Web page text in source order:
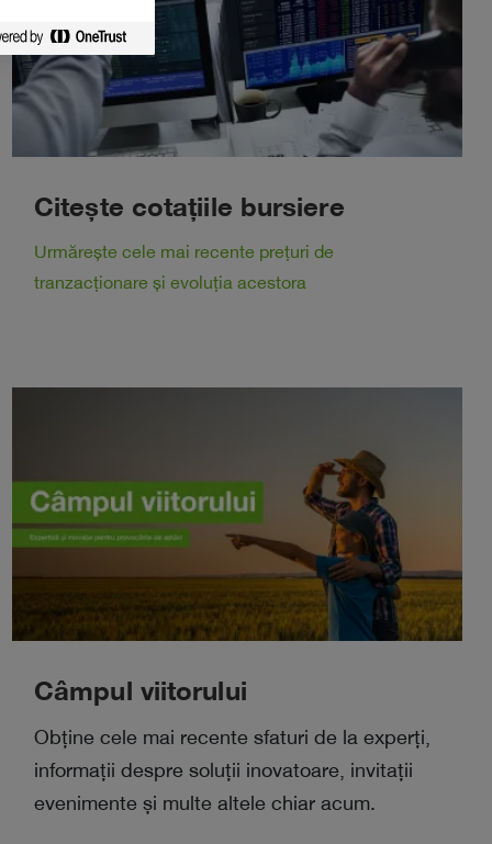
Citește cotațiile bursiere
Urmărește cele mai recente prețuri de
tranzacționare și evoluția acestora
Câmpul viitorului
Obține cele mai recente sfaturi de la experți,
informații despre soluții inovatoare, invitații
evenimente și multe altele chiar acum.